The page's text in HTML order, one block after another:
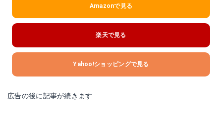
Amazonで見る
楽天で見る
Yahoo!ショッピングで見る
広告の後に記事が続きます